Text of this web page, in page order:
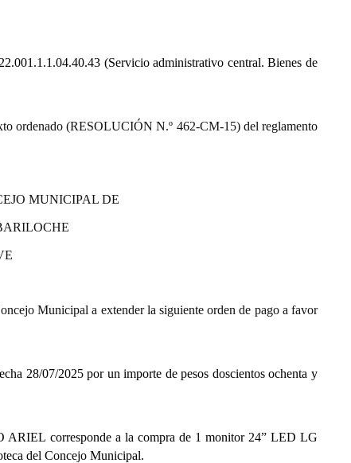
(Servicio administrativo central. Bienes de
ordenado (RESOLUCIÓN N.º 462-CM-15) del reglamento
MUNICIPAL DE
Municipal a extender la siguiente orden de pago a favor
28/07/2025 por un importe de pesos doscientos ochenta y
corresponde a la compra de 1 monitor 24” LED LG
del Concejo Municipal.